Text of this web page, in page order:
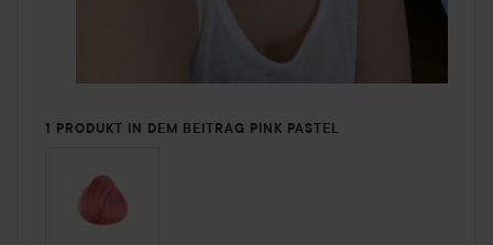
1 PRODUKT IN DEM BEITRAG PINK PASTEL